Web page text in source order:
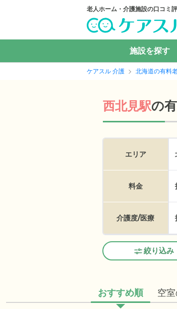
老人ホーム・介護施設の口コミ
施設を探す
ケアスル 介護 北海道の有料
西北見駅の
エリア
料金
介護度/医療
絞り込み
おすすめ順 空